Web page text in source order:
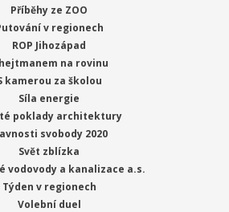
Příběhy ze ZOO
v regionech
ROP Jihozápad
na rovinu
kamerou za školou
Síla energie
poklady architektury
svobody 2020
Svět zblízka
vodovody a kanalizace a.s.
Týden v regionech
Volební duel